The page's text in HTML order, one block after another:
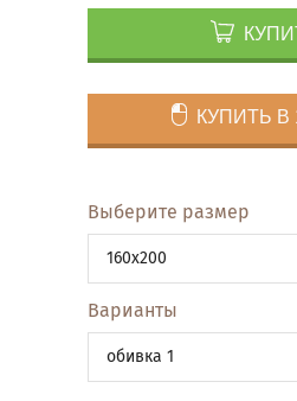
КУПИТЬ В
Выберите размер
160x200
Варианты
обивка 1